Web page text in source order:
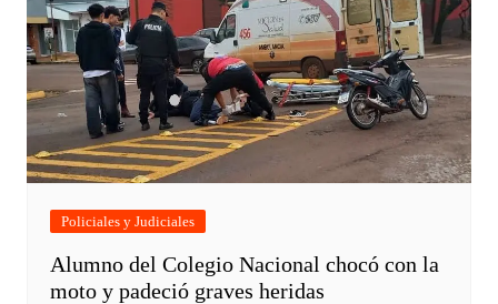
Policiales y Judiciales
Alumno del Colegio Nacional chocó con la
moto y padeció graves heridas